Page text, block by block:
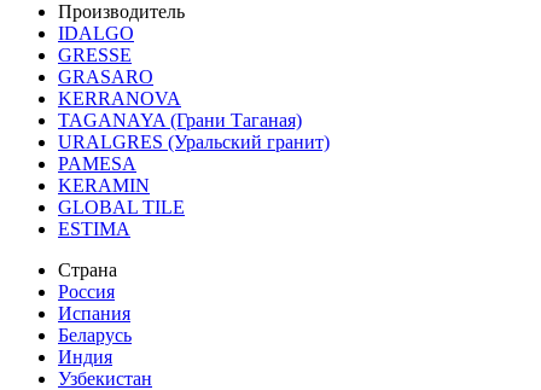
Производитель
IDALGO
GRESSE
GRASARO
KERRANOVA
TAGANAYA (Грани Таганая)
URALGRES (Уральский гранит)
PAMESA
KERAMIN
GLOBAL TILE
ESTIMA
Страна
Россия
Испания
Беларусь
Индия
Узбекистан